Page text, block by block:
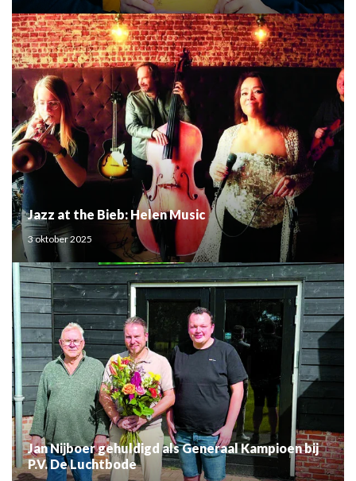
Jazz at the Bieb: Helen Music
3 oktober 2025
Jan Nijboer gehuldigd als Generaal Kampioen bij
P.V. De Luchtbode